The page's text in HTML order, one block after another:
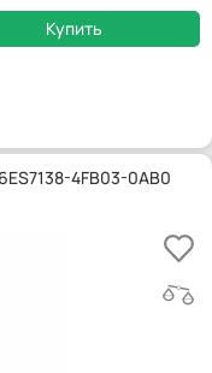
Купить
4FB03-0AB0